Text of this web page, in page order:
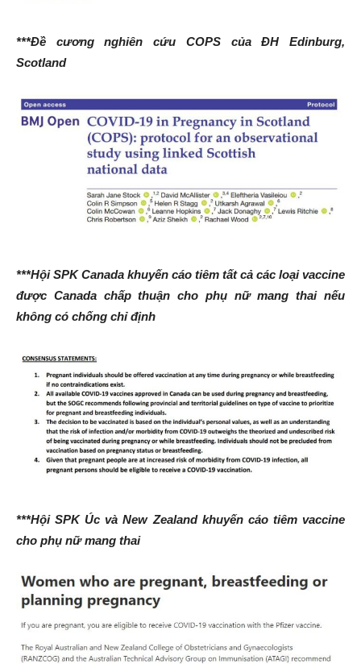
***Đề cương nghiên cứu COPS của ĐH Edinburg,
Scotland
***Hội SPK Canada khuyến cáo tiêm tất cả các loại vaccine
được Canada chấp thuận cho phụ nữ mang thai nếu
không có chống chỉ định
***Hội SPK Úc và New Zealand khuyến cáo tiêm vaccine
cho phụ nữ mang thai